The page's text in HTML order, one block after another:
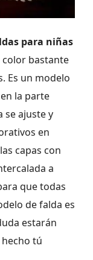
para niñas
bastante
Es un modelo
la parte
se ajuste y
en
capas con
a
que todas
de falda es
estarán
tú